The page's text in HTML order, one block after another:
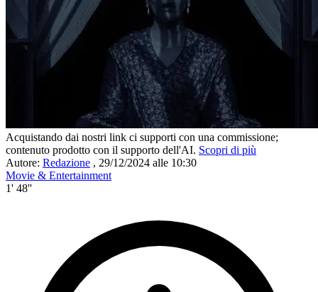
Acquistando dai nostri link ci supporti con una commissione;
contenuto prodotto con il supporto dell'AI. Scopri di più
Autore: Redazione , 29/12/2024 alle 10:30
Movie & Entertainment
1' 48''